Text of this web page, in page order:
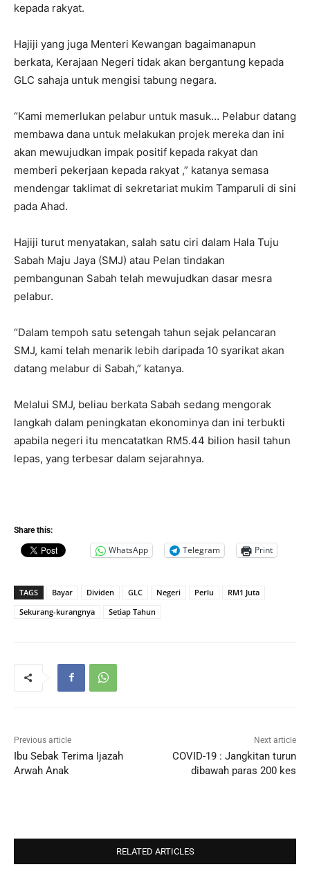
kepada rakyat.
Hajiji yang juga Menteri Kewangan bagaimanapun
berkata, Kerajaan Negeri tidak akan bergantung kepada
GLC sahaja untuk mengisi tabung negara.
“Kami memerlukan pelabur untuk masuk… Pelabur datang
membawa dana untuk melakukan projek mereka dan ini
akan mewujudkan impak positif kepada rakyat dan
memberi pekerjaan kepada rakyat ,” katanya semasa
mendengar taklimat di sekretariat mukim Tamparuli di sini
pada Ahad.
Hajiji turut menyatakan, salah satu ciri dalam Hala Tuju
Sabah Maju Jaya (SMJ) atau Pelan tindakan
pembangunan Sabah telah mewujudkan dasar mesra
pelabur.
“Dalam tempoh satu setengah tahun sejak pelancaran
SMJ, kami telah menarik lebih daripada 10 syarikat akan
datang melabur di Sabah,” katanya.
Melalui SMJ, beliau berkata Sabah sedang mengorak
langkah dalam peningkatan ekonominya dan ini terbukti
apabila negeri itu mencatatkan RM5.44 bilion hasil tahun
lepas, yang terbesar dalam sejarahnya.
Share this:
WhatsApp Telegram Print
TAGS Bayar Dividen GLC Negeri Perlu
RM1 Juta
Sekurang-kurangnya
Setiap Tahun
Previous article
Ibu Sebak Terima Ijazah
Arwah Anak
Next article
COVID-19 : Jangkitan turun
dibawah paras 200 kes
RELATED ARTICLES